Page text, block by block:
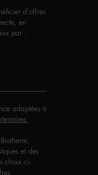
d’offres
en
par :
adaptées à
et des
choix ci-